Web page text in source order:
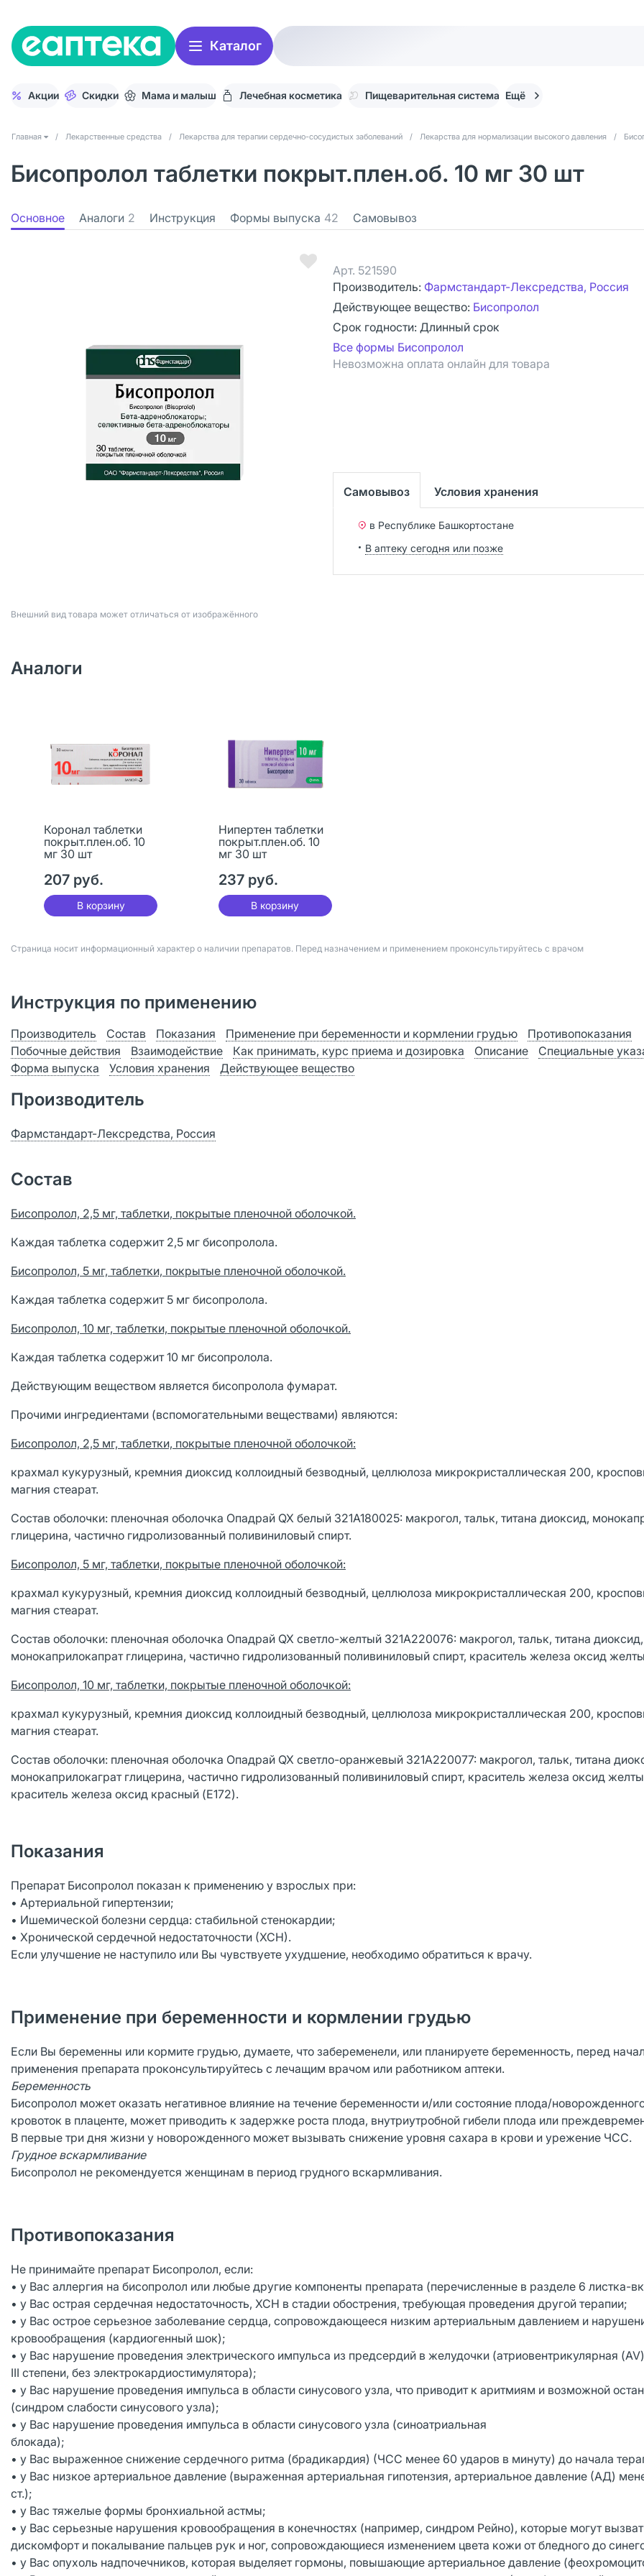
Каталог
Акции Скидки Мама и малыш Лечебная косметика Пищеварительная система Ещё
Главная / Лекарственные средства / Лекарства для терапии сердечно-сосудистых заболеваний / Лекарства для нормализации высокого давления /
Бисопролол таблетки покрыт.плен.об. 10 мг 30 шт
Основное Аналоги 2 Инструкция Формы выпуска 42 Самовывоз
Bнешний вид товара может отличаться от изображённого
Арт. 521590
Производитель: Фармстандарт-Лексредства, Россия
Действующее вещество: Бисопролол
Срок годности: Длинный срок
Все формы Бисопролол
Невозможна оплата онлайн для товара
Самовывоз Условия хранения
в Республике Башкортостане
В аптеку сегодня или позже
Аналоги
Коронал таблетки
покрыт.плен.об. 10
мг 30 шт
207 руб.
В корзину
Нипертен таблетки
покрыт.плен.об. 10
мг 30 шт
237 руб.
В корзину
Страница носит информационный характер о наличии препаратов. Перед назначением и применением проконсультируйтесь с врачом
Инструкция по применению
Производитель Состав Показания Применение при беременности и кормлении грудью
Противопоказания
Побочные действия
Взаимодействие Как принимать, курс приема и дозировка Описание
Специальные
Форма выпуска
Условия хранения Действующее вещество
Производитель
Фармстандарт-Лексредства, Россия
Состав
Бисопролол, 2,5 мг, таблетки, покрытые пленочной оболочкой.
Каждая таблетка содержит 2,5 мг бисопролола.
Бисопролол, 5 мг, таблетки, покрытые пленочной оболочкой.
Каждая таблетка содержит 5 мг бисопролола.
Бисопролол, 10 мг, таблетки, покрытые пленочной оболочкой.
Каждая таблетка содержит 10 мг бисопролола.
Действующим веществом является бисопролола фумарат.
Прочими ингредиентами (вспомогательными веществами) являются:
Бисопролол, 2,5 мг, таблетки, покрытые пленочной оболочкой:
крахмал кукурузный, кремния диоксид коллоидный безводный, целлюлоза микрокристаллическая 200,
магния стеарат.
Состав оболочки: пленочная оболочка Опадрай QX белый 321A180025: макрогол, тальк, титана диоксид,
глицерина, частично гидролизованный поливиниловый спирт.
Бисопролол, 5 мг, таблетки, покрытые пленочной оболочкой:
крахмал кукурузный, кремния диоксид коллоидный безводный, целлюлоза микрокристаллическая 200,
магния стеарат.
Состав оболочки: пленочная оболочка Опадрай QX светло-желтый 321A220076: макрогол, тальк, титана диоксид,
монокаприлокапрат глицерина, частично гидролизованный поливиниловый спирт, краситель железа оксид
Бисопролол, 10 мг, таблетки, покрытые пленочной оболочкой:
крахмал кукурузный, кремния диоксид коллоидный безводный, целлюлоза микрокристаллическая 200,
магния стеарат.
Состав оболочки: пленочная оболочка Опадрай QX светло-оранжевый 321A220077: макрогол, тальк, титана
монокаприлокаграт глицерина, частично гидролизованный поливиниловый спирт, краситель железа оксид
краситель железа оксид красный (E172).
Показания
Препарат Бисопролол показан к применению у взрослых при:
• Артериальной гипертензии;
• Ишемической болезни сердца: стабильной стенокардии;
• Хронической сердечной недостаточности (ХСН).
Если улучшение не наступило или Вы чувствуете ухудшение, необходимо обратиться к врачу.
Применение при беременности и кормлении грудью
Если Вы беременны или кормите грудью, думаете, что забеременели, или планируете беременность, перед
применения препарата проконсультируйтесь с лечащим врачом или работником аптеки.
Беременность
Бисопролол может оказать негативное влияние на течение беременности и/или состояние плода/
кровоток в плаценте, может приводить к задержке роста плода, внутриутробной гибели плода или
В первые три дня жизни у новорожденного может вызывать снижение уровня сахара в крови и урежение ЧСС.
Грудное вскармливание
Бисопролол не рекомендуется женщинам в период грудного вскармливания.
Противопоказания
Не принимайте препарат Бисопролол, если:
• у Вас аллергия на бисопролол или любые другие компоненты препарата (перечисленные в разделе 6 листка-
• у Вас острая сердечная недостаточность, ХСН в стадии обострения, требующая проведения другой терапии;
• у Вас острое серьезное заболевание сердца, сопровождающееся низким артериальным давлением и
кровообращения (кардиогенный шок);
• у Вас нарушение проведения электрического импульса из предсердий в желудочки (атриовентрикулярная
III степени, без электрокардиостимулятора);
• у Вас нарушение проведения импульса в области синусового узла, что приводит к аритмиям и возможной
(синдром слабости синусового узла);
• у Вас нарушение проведения импульса в области синусового узла (синоатриальная
блокада);
• у Вас выраженное снижение сердечного ритма (брадикардия) (ЧСС менее 60 ударов в минуту) до начала
• у Вас низкое артериальное давление (выраженная артериальная гипотензия, артериальное давление (АД)
ст.);
• у Вас тяжелые формы бронхиальной астмы;
• у Вас серьезные нарушения кровообращения в конечностях (например, синдром Рейно), которые могут
дискомфорт и покалывание пальцев рук и ног, сопровождающиеся изменением цвета кожи от бледного до
• у Вас опухоль надпочечников, которая выделяет гормоны, повышающие артериальное давление